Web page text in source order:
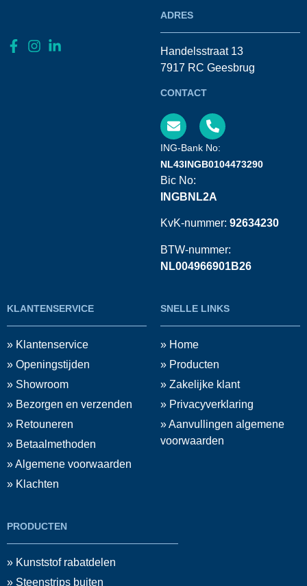
ADRES
Handelsstraat 13
7917 RC Geesbrug
CONTACT
ING-Bank No:
NL43INGB0104473290
Bic No:
INGBNL2A
KvK-nummer: 92634230
BTW-nummer:
NL004966901B26
KLANTENSERVICE
» Klantenservice
» Openingstijden
» Showroom
» Bezorgen en verzenden
» Retouneren
» Betaalmethoden
» Algemene voorwaarden
» Klachten
SNELLE LINKS
» Home
» Producten
» Zakelijke klant
» Privacyverklaring
» Aanvullingen algemene
voorwaarden
PRODUCTEN
» Kunststof rabatdelen
» Steenstrips buiten